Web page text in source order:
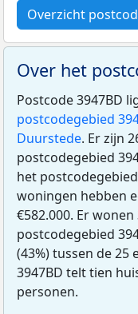
Overzicht
Over het
Postcode 3947BD
postcodegebied
Duurstede. Er zijn
postcodegebied
het
woningen hebben
€582.000. Er
postcodegebied
(43%) tussen de 25
3947BD telt tien
personen.